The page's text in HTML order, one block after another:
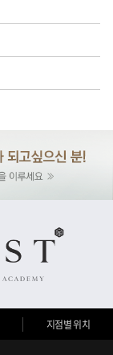
지점별 위치